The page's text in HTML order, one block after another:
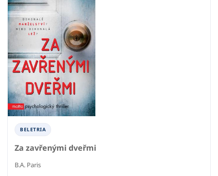
BELETRIA
Za zavřenými dveřmi
B.A. Paris